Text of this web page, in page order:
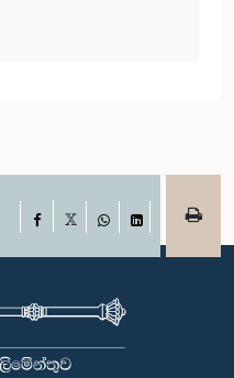
Facebook
WhatsAppLinkedIn